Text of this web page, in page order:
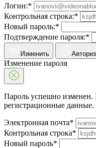
Логин:*
Контрольная строка:*
Новый пароль:*
Подтверждение пароля:*
Изменить
Изменение пароля
Пароль успешно
регистрационные данные.
Электронная почта*
Контрольная строка*
Новый пароль*